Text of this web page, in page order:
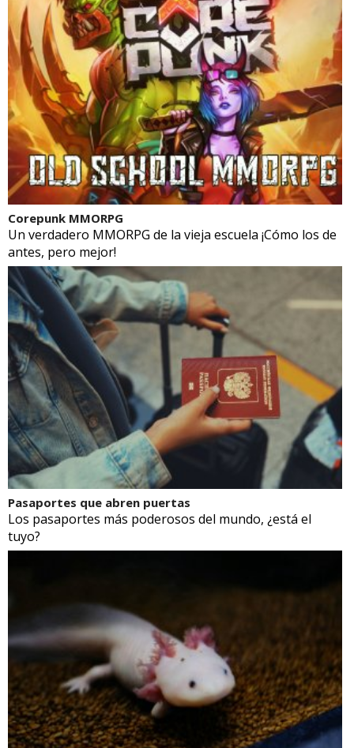
Corepunk MMORPG
Un verdadero MMORPG de la vieja escuela ¡Cómo los de
antes, pero mejor!
Pasaportes que abren puertas
Los pasaportes más poderosos del mundo, ¿está el
tuyo?